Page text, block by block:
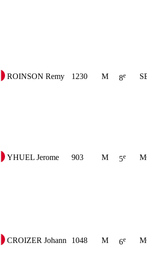
ROINSON Remy 1230 M 8e
YHUEL Jerome 903 M 5e
CROIZER Johann 1048 M 6e